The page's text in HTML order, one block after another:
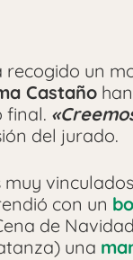
recogido un
Castaño
final.
del jurado.
con un
de
una